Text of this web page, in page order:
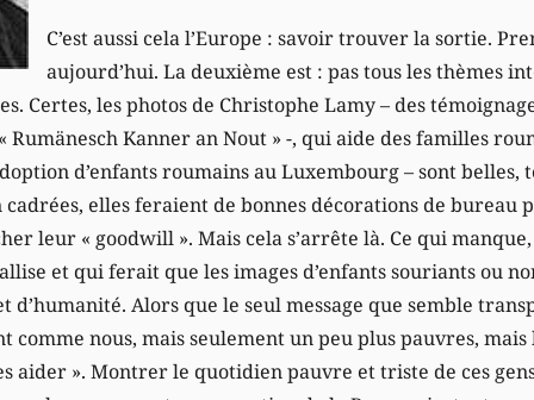
C’est aussi cela l’Europe : savoir trouver la sortie.
aujourd’hui. La deuxième est : pas tous les thèmes
Certes, les photos de Christophe Lamy – des
Rumänesch Kanner an Nout » -, qui aide des familles
d’enfants roumains au Luxembourg – sont
elles feraient de bonnes décorations de bureau
leur « goodwill ». Mais cela s’arrête là. Ce qui
et qui ferait que les images d’enfants souriants ou
d’humanité. Alors que le seul message que semble
comme nous, mais seulement un peu plus pauvres,
aider ». Montrer le quotidien pauvre et triste de ces